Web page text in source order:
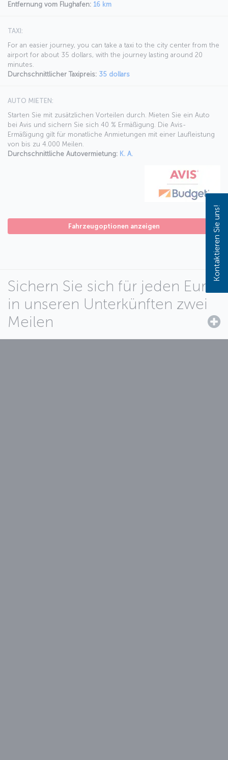
Entfernung vom Flughafen: 16 km
TAXI:
For an easier journey, you can take a taxi to the city center from the
airport for about 35 dollars, with the journey lasting around 20
minutes.
Durchschnittlicher Taxipreis: 35 dollars
AUTO MIETEN:
Starten Sie mit zusätzlichen Vorteilen durch. Mieten Sie ein Auto
bei Avis und sichern Sie sich 40 % Ermäßigung. Die Avis-
Ermäßigung gilt für monatliche Anmietungen mit einer Laufleistung
von bis zu 4.000 Meilen.
Durchschnittliche Autovermietung: K. A.
Fahrzeugoptionen anzeigen
Sichern Sie sich für jeden Euro
in unseren Unterkünften zwei
Meilen
Kontaktieren Sie uns!